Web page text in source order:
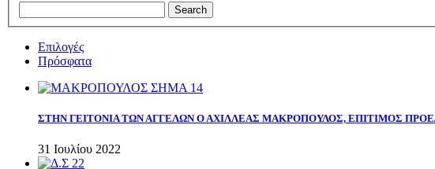
Επιλογές
Πρόσφατα
ΣΤΗΝ ΓΕΙΤΟΝΙΑ ΤΩΝ ΑΓΓΕΛΩΝ Ο ΑΧΙΛΛΕΑΣ ΜΑΚΡΟΠΟΥΛΟΣ, ΕΠΙΤΙΜΟΣ
31 Ιουλίου 2022